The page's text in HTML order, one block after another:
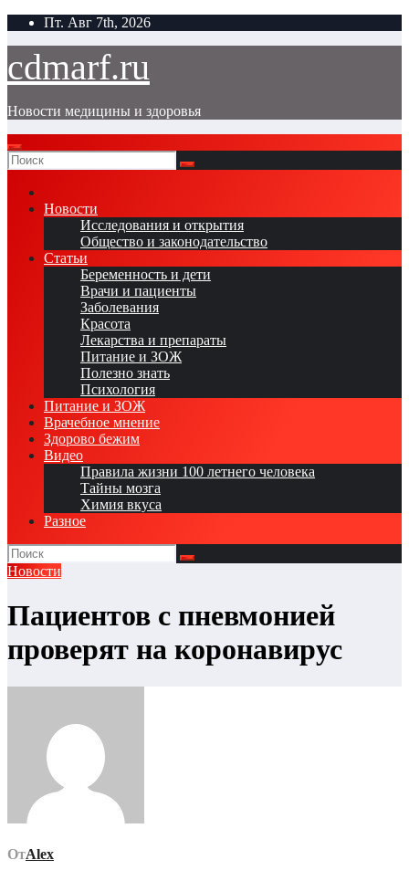
Перейти
содержимому
Пт. Авг 7th, 2026
cdmarf.ru
Новости медицины и здоровья
Новости
Исследования и открытия
Общество и законодательство
Статьи
Беременность и дети
Врачи и пациенты
Заболевания
Красота
Лекарства и препараты
Питание и ЗОЖ
Полезно знать
Психология
Питание и ЗОЖ
Врачебное мнение
Здорово бежим
Видео
Правила жизни 100 летнего человека
Тайны мозга
Химия вкуса
Разное
Новости
Пациентов с пневмонией
проверят на коронавирус
ОтAlex